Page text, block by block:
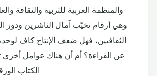
والمنظمة العربية للتربية والثقافة
وهي أرقام تخيّب آمال الناشرين ودور
الثقافيين، فهل ضعف الإنتاج كاف
عن القراءة؟ أم أن هناك عوامل
الكتاب